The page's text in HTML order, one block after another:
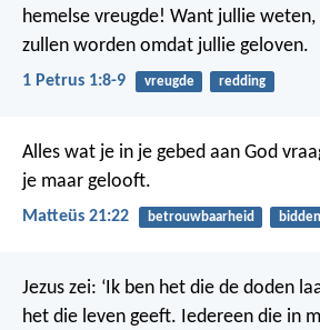
hemelse vreugde! Want jullie
zullen worden omdat jullie geloven.
1 Petrus 1:8-9 vreugde redding
Alles wat je in je gebed aan God
je maar gelooft.
Matteüs 21:22 betrouwbaarheid bidden
Jezus zei: ‘Ik ben het die de doden
het die leven geeft. Iedereen die in